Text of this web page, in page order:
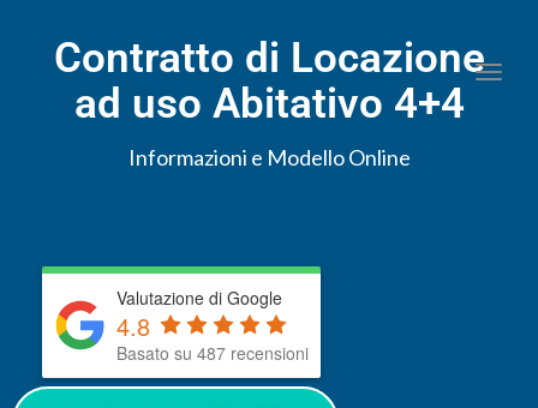
Contratto di Locazione
ad uso Abitativo 4+4
Informazioni e Modello Online
Valutazione di Google
4.8
Basato su 487 recensioni